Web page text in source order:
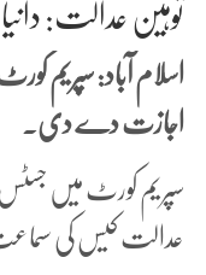
توہین عدالت:
اسلام آباد: سپریم
اجازت دے دی۔
سپریم کورٹ میں جسٹس
عدالت کیس کی